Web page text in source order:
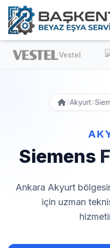
Vestel
Akyurt
Siemens
Ankara Akyurt
için uzman